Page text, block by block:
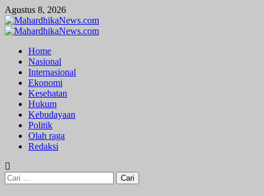
Skip
to
content
Agustus 8, 2026
Primary
Home
Nasional
Internasional
Ekonomi
Kesehatan
Hukum
Kebudayaan
Politik
Olah raga
Redaksi
Cari
untuk: